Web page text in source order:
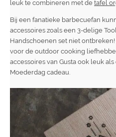
leuk te combineren met de tafel
Bij een fanatieke barbecuefan
accessoires zoals een 3-delige
Handschoenen set niet
voor de outdoor cooking
accessoires van Gusta ook leuk
Moederdag cadeau.